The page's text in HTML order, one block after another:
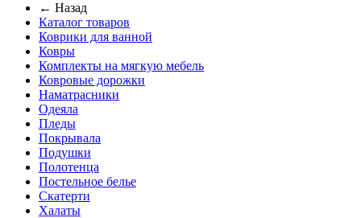
← Назад
Каталог товаров
Коврики для ванной
Ковры
Комплекты на мягкую мебель
Ковровые дорожки
Наматрасники
Одеяла
Пледы
Покрывала
Подушки
Полотенца
Постельное белье
Скатерти
Халаты